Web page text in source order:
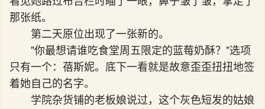
那张纸。
第二天原位出现了一张新的。
"你最想请谁吃食堂周五限定的蓝莓奶酥？"选项
只有一个：蓓斯妮。底下一看就是故意歪歪扭扭地签
着她自己的名字。
学院杂货铺的老板娘说过，这个灰色短发的姑娘